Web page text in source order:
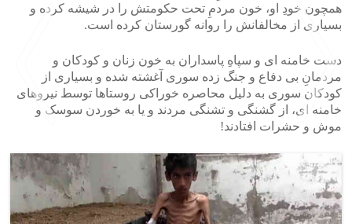
همچون خودِ او، خون مردمِ تحت حکومتش را در شیشه کرده و
بسیاری از مخالفانش را روانه گورستان کرده است.
دست خامنه ای و سپاهِ پاسداران به خون زنان و کودکان و
مردمانِ بی دفاع و جنگ زده سوری آغشته شده و بسیاری از
کودکان سوری به دلیل محاصره خوراکی روستاها توسط نیروهای
خامنه ای، از گشنگی و تشنگی مردند و یا به خوردن سوسک و
موش و حشرات افتادند!
<
>